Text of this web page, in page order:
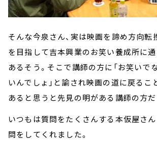
そんな今泉さん、実は映画を諦め方向転
を目指して吉本興業のお笑い養成所に
あるそう。そこで講師の方に「お笑いで
いんでしょ」と諭され映画の道に戻るこ
あると思うと先見の明がある講師の方だ
いつもは質問をたくさんする本仮屋さ
問をしてくれました。